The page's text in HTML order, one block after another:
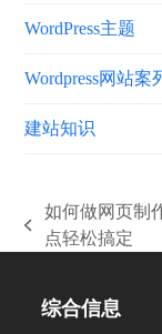
WordPress主题
Wordpress网站案
建站知识
上
文
如何做网页制
点轻松搞定
综合信息